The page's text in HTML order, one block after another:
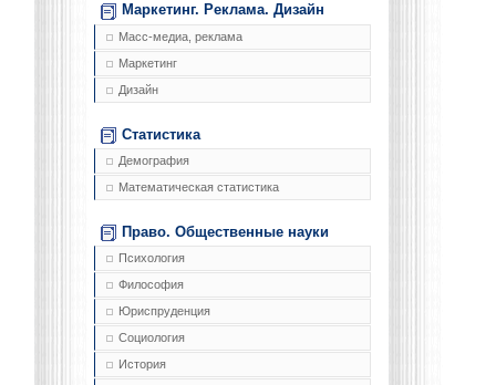
Маркетинг. Реклама. Дизайн
Масс-медиа, реклама
Маркетинг
Дизайн
Статистика
Демография
Математическая статистика
Право. Общественные науки
Психология
Философия
Юриспруденция
Социология
История